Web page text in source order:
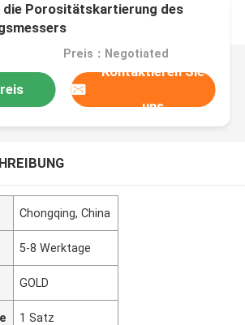
Porositätskartierung des
Preis：Negotiated
Kontaktieren Sie
uns
Chongqing, China
5-8 Werktage
GOLD
1 Satz